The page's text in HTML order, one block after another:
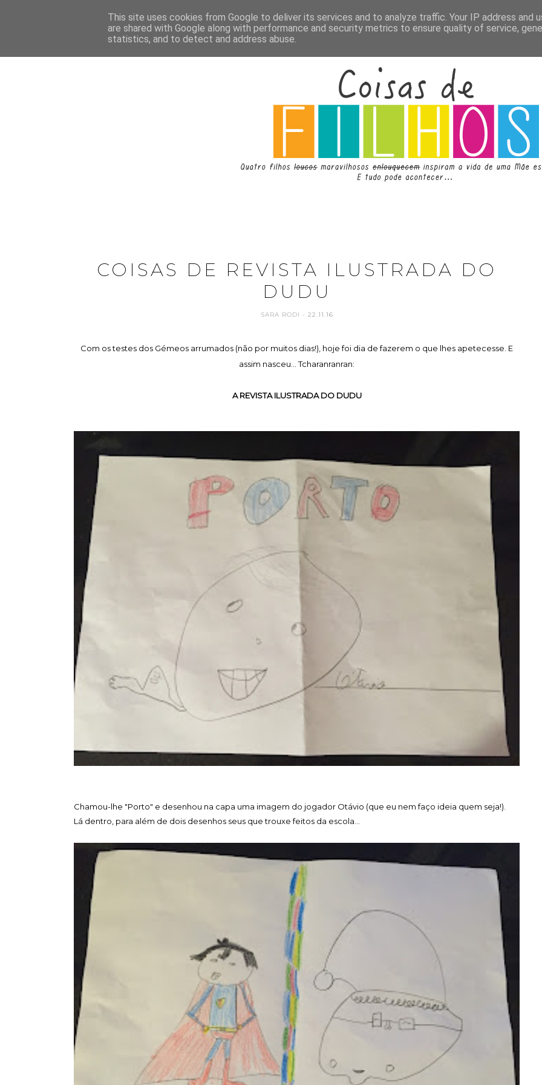
COISAS DE REVISTA ILUSTRADA DO
DUDU
SARA RODI - 22.11.16
Com os testes dos Gémeos arrumados (não por muitos dias!), hoje foi dia de fazerem o que lhes apetecesse. E
assim nasceu... Tcharanranran:
A REVISTA ILUSTRADA DO DUDU
Chamou-lhe "Porto" e desenhou na capa uma imagem do jogador Otávio (que eu nem faço ideia quem seja!).
Lá dentro, para além de dois desenhos seus que trouxe feitos da escola...
This site uses cookies from Google to deliver its services and to analyze traffic. Your IP address and
are shared with Google along with performance and security metrics to ensure quality of service,
statistics, and to detect and address abuse.